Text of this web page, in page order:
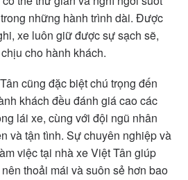
những hành trình dài. Được
xe luôn giữ được sự sạch sẽ,
cho hành khách.
cũng đặc biệt chú trọng đến
khách đều đánh giá cao các
lái xe, cùng với đội ngũ nhân
và tận tình. Sự chuyên nghiệp và
việc tại nhà xe Việt Tân giúp
thoải mái và suôn sẻ hơn bao